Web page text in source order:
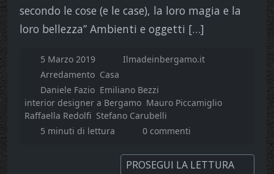
secondo le cose (e le case), la loro magia e la
loro bellezza” Ambienti e oggetti […]
5 Marzo 2019
Ilmadeinbergamo.it
Arredamento Casa
Daniele Fazio Emiliano Bezzi
interior designer a Bergamo Mauro Piccamiglio
Raffaella Redolfi Stefano Carubelli
5 minuti di lettura
0 commenti
PROSEGUI LA LETTURA